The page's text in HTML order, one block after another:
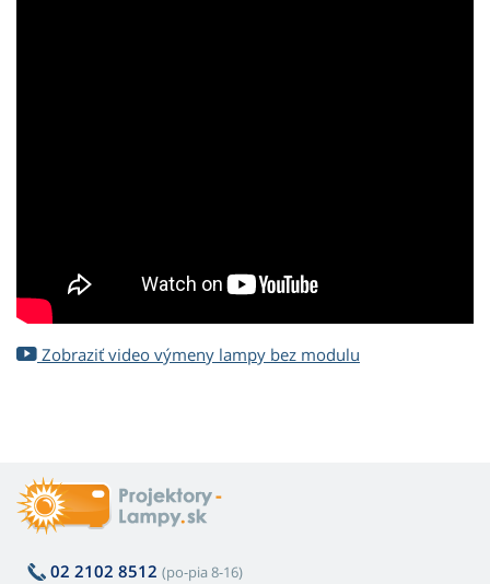
Zobraziť video výmeny lampy bez modulu
02 2102 8512 (po-pia 8-16)